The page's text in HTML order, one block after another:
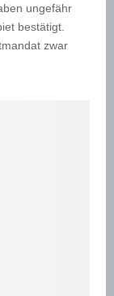
ungefähr
bestätigt.
zwar